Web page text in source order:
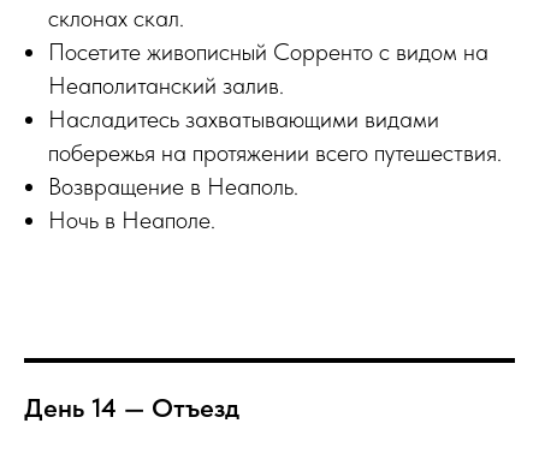
склонах скал.
Посетите живописный Сорренто с видом на
Неаполитанский залив.
Насладитесь захватывающими видами
побережья на протяжении всего путешествия.
Возвращение в Неаполь.
Ночь в Неаполе.
День 14 — Отъезд